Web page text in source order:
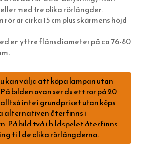
& TAK
(EXTRA STORA)
UTOMHUS
MONTAGE
SORTIMENT
ELUTTAG FÖR IP44
FÖR ELLAMPOR
FOTOGENLAMPOR
(KORBO)
JERNVERK
& SOTLUCKOR
BOK
SPIK
SPIKAR
FÖNSTERREMSOR
BOKSTÄVER
I VITT/SVART
I MÄSSING FÖR HUS
med tre olika rörlängder.
är cirka 15 cm plus skärmens höjd
en yttre flänsdiameter på ca 76-80
kan välja att köpa lampan utan
bilden ovan ser du ett rör på 20
inte i grundpriset utan köps
alternativen återfinns i
På bild två i bildspelet återfinns
till de olika rörlängderna.